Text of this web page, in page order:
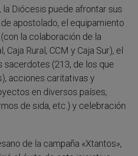
la Diócesis puede afrontar sus
apostolado, el equipamiento
la colaboración de la
Rural, CCM y Caja Sur), el
(213, de los que
acciones caritativas y
en diversos países,
de sida, etc.) y celebración
de la campaña «Xtantos»,